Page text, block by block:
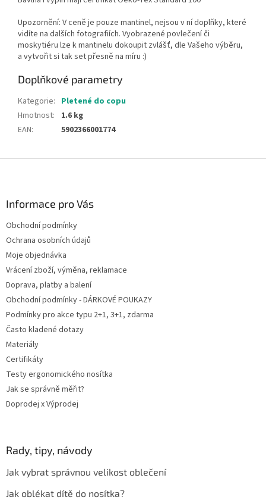
Upozornění: V ceně je pouze mantinel, nejsou v ní doplňky, které
vidíte na dalších fotografiích. Vyobrazené povlečení či
moskytiéru lze k mantinelu dokoupit zvlášť, dle Vašeho výběru,
a vytvořit si tak set přesně na míru :)
Doplňkové parametry
Kategorie: Pletené do copu
Hmotnost:
1.6 kg
EAN: 5902366001774
Informace pro Vás
Obchodní podmínky
Ochrana osobních údajů
Moje objednávka
Vrácení zboží, výměna, reklamace
Doprava, platby a balení
Obchodní podmínky - DÁRKOVÉ POUKAZY
Podmínky pro akce typu 2+1, 3+1, zdarma
Často kladené dotazy
Materiály
Certifikáty
Testy ergonomického nosítka
Jak se správně měřit?
Doprodej x Výprodej
Rady, tipy, návody
Jak vybrat správnou velikost oblečení
Jak oblékat dítě do nosítka?